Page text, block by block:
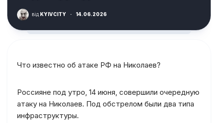
від KYIVCITY · 14.06.2026
Что известно об атаке РФ на Николаев?
Россияне под утро, 14 июня, совершили очередную
атаку на Николаев. Под обстрелом были два типа
инфраструктуры.